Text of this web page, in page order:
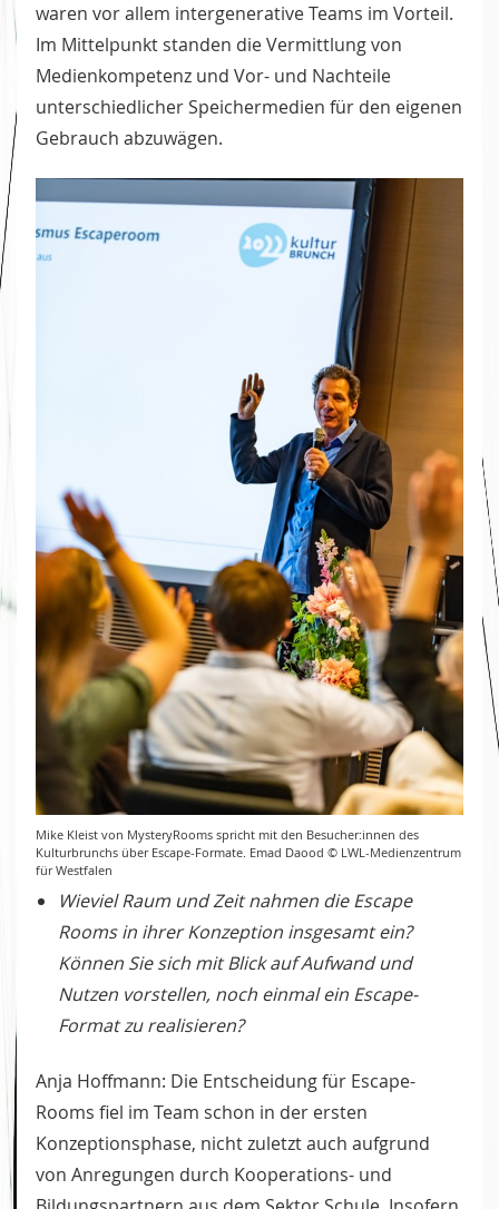
waren vor allem intergenerative Teams im Vorteil.
Im Mittelpunkt standen die Vermittlung von
Medienkompetenz und Vor- und Nachteile
unterschiedlicher Speichermedien für den eigenen
Gebrauch abzuwägen.
Mike Kleist von MysteryRooms spricht mit den Besucher:innen des
Kulturbrunchs über Escape-Formate. Emad Daood © LWL-Medienzentrum
für Westfalen
Wieviel Raum und Zeit nahmen die Escape
Rooms in ihrer Konzeption insgesamt ein?
Können Sie sich mit Blick auf Aufwand und
Nutzen vorstellen, noch einmal ein Escape-
Format zu realisieren?
Anja Hoffmann: Die Entscheidung für Escape-
Rooms fiel im Team schon in der ersten
Konzeptionsphase, nicht zuletzt auch aufgrund
von Anregungen durch Kooperations- und